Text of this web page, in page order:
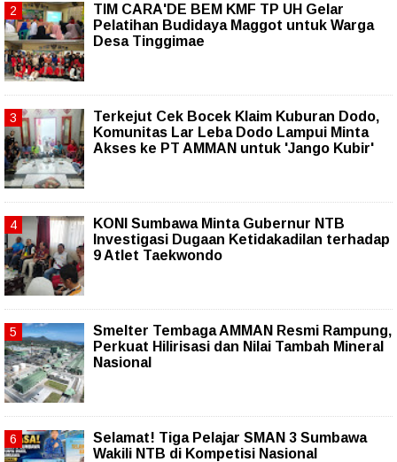
TIM CARA'DE BEM KMF TP UH Gelar
Pelatihan Budidaya Maggot untuk Warga
Desa Tinggimae
Terkejut Cek Bocek Klaim Kuburan Dodo,
Komunitas Lar Leba Dodo Lampui Minta
Akses ke PT AMMAN untuk 'Jango Kubir'
KONI Sumbawa Minta Gubernur NTB
Investigasi Dugaan Ketidakadilan terhadap
9 Atlet Taekwondo
Smelter Tembaga AMMAN Resmi Rampung,
Perkuat Hilirisasi dan Nilai Tambah Mineral
Nasional
Selamat! Tiga Pelajar SMAN 3 Sumbawa
Wakili NTB di Kompetisi Nasional